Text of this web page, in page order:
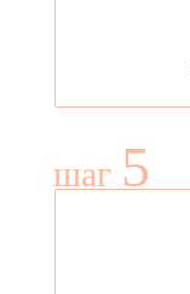
шаг 5